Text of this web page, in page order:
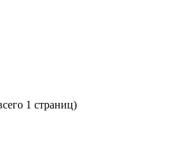
1 страниц)